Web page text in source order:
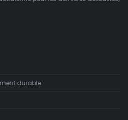
durable